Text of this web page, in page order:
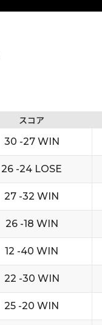
スコア
30 -27 WIN
26 -24 LOSE
27 -32 WIN
26 -18 WIN
12 -40 WIN
22 -30 WIN
25 -20 WIN